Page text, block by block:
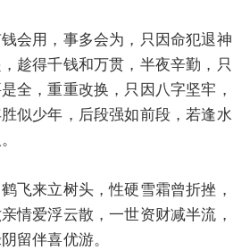
会用，事多会为，只因命犯退神
趁得千钱和万贯，半夜辛勤，只
全，重重改换，只因八字坚牢，
似少年，后段强如前段，若逢水
飞来立树头，性硬雪霜曾折挫，
情爱浮云散，一世资财减半流，
留伴喜优游。